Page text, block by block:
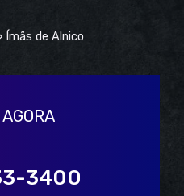
Ímãs de Alnico
3400